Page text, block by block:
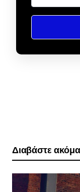
Διαβάστε ακόμα